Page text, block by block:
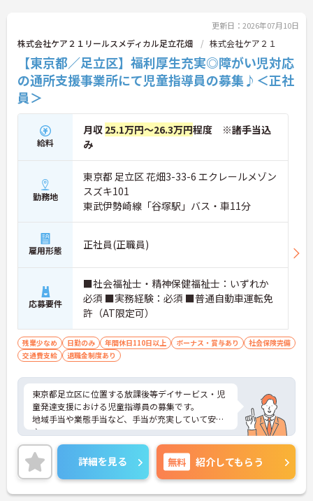
更新日：2026年07月10日
株式会社ケア２１リールスメディカル足立花畑 株式会社ケア２１
【東京都／足立区】福利厚生充実◎障がい児対応
の通所支援事業所にて児童指導員の募集♪＜正社
員＞
給料
月収 25.1万円～26.3万円程度 ※諸手当込
み
勤務地
東京都 足立区 花畑3-33-6 エクレールメゾン
スズキ101
東武伊勢崎線「谷塚駅」バス・車11分
雇用形態 正社員(正職員)
応募要件
■社会福祉士・精神保健福祉士：いずれか
必須 ■実務経験：必須 ■普通自動車運転免
許（AT限定可）
残業少なめ 日勤のみ 年間休日110日以上 ボーナス・賞与あり
社会保険完備
交通費支給
退職金制度あり
東京都足立区に位置する放課後等デイサービス・児
童発達支援における児童指導員の募集です。
地域手当や業態手当など、手当が充実していて安心
♪
また年間休日は111日としっかりあります！ プラ
イベートの時間を大切にできます◎
ご興味のある方には、面接対策ポイントなど、さら
に詳細をお話しいたしますのでお気軽にご相談くだ
さい！
詳細を見る 無料 紹介してもらう